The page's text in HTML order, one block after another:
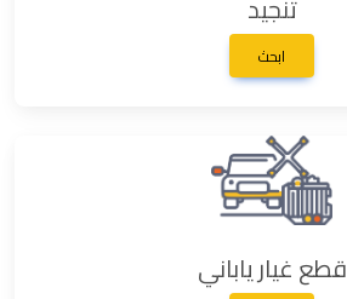
ابحث
قطع غيار ياباني